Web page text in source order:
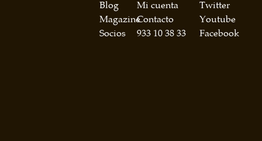
Blog
Magazine
Socios
Mi cuenta
Contacto
933 10 38 33
Twitter
Youtube
Facebook